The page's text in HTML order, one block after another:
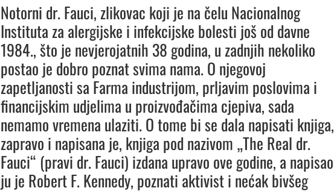
Notorni dr. Fauci, zlikovac koji je na čelu Nacionalnog
Instituta za alergijske i infekcijske bolesti još od davne
1984., što je nevjerojatnih 38 godina, u zadnjih nekoliko
postao je dobro poznat svima nama. O njegovoj
zapetljanosti sa Farma industrijom, prljavim poslovima i
financijskim udjelima u proizvođačima cjepiva, sada
nemamo vremena ulaziti. O tome bi se dala napisati knjiga,
zapravo i napisana je, knjiga pod nazivom „The Real dr.
Fauci“ (pravi dr. Fauci) izdana upravo ove godine, a napisao
ju je Robert F. Kennedy, poznati aktivist i nećak bivšeg